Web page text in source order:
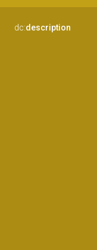
dc:description